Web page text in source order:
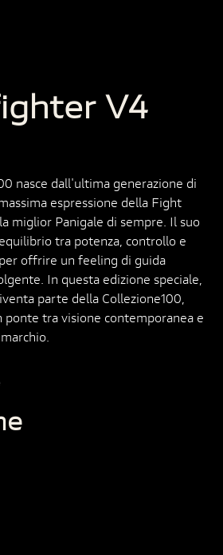
V4
nasce dall'ultima generazione di
espressione della Fight
miglior Panigale di sempre. Il suo
tra potenza, controllo e
offrire un feeling di guida
In questa edizione speciale,
parte della Collezione100,
tra visione contemporanea e